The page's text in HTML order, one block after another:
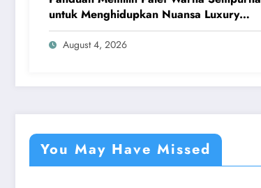
untuk Menghidupkan Nuansa Luxury
Bathrooms
August 4, 2026
You May Have Missed